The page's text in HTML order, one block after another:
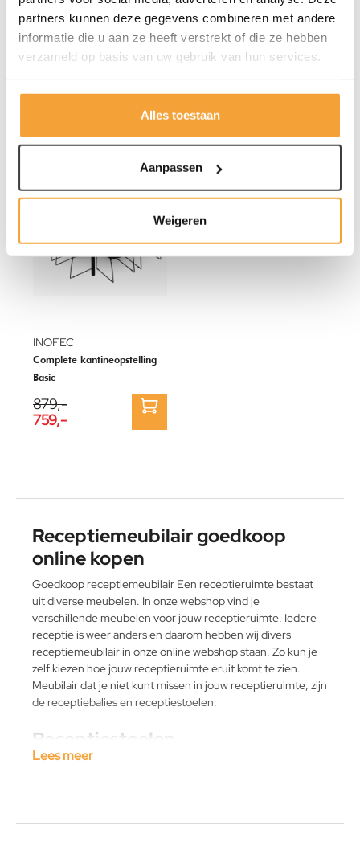
partners kunnen deze gegevens combineren met andere
informatie die u aan ze heeft verstrekt of die ze hebben
verzameld op basis van uw gebruik van hun services.
Alles toestaan
Aanpassen
Weigeren
INOFEC INOFEC
129,-
INOFEC
Complete kantineopstelling
Basic
879,-
759,-
Receptiemeubilair goedkoop
online kopen
Goedkoop receptiemeubilair Een receptieruimte bestaat
uit diverse meubelen. In onze webshop vind je
verschillende meubelen voor jouw receptieruimte. Iedere
receptie is weer anders en daarom hebben wij divers
receptiemeubilair in onze online webshop staan. Zo kun je
zelf kiezen hoe jouw receptieruimte eruit komt te zien.
Meubilair dat je niet kunt missen in jouw receptieruimte, zijn
de receptiebalies en receptiestoelen.
Receptiestoelen
Mochten jouw klanten even op hun afspraak moeten
Lees meer